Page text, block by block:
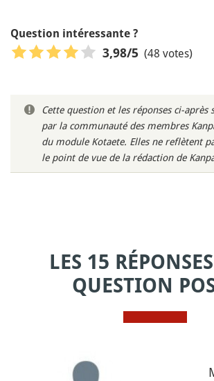
Question intéressante ?
3,98/5 (48 votes)
Cette question et les réponses ci-après
par la communauté des membres
du module Kotaete. Elles ne reflètent
le point de vue de la rédaction de
LES 15
QUESTION